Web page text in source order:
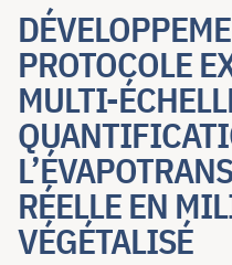
PROTOCOLE
MULTI-
RÉELLE EN
VÉGÉTALISÉ